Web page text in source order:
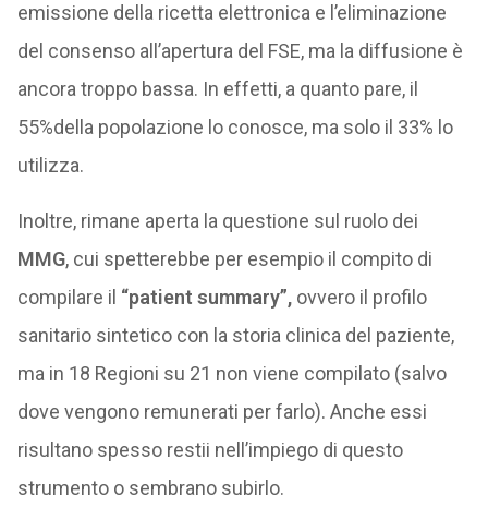
emissione della ricetta elettronica e l’eliminazione
del consenso all’apertura del FSE, ma la diffusione è
ancora troppo bassa. In effetti, a quanto pare, il
55%della popolazione lo conosce, ma solo il 33% lo
utilizza.
Inoltre, rimane aperta la questione sul ruolo dei
MMG, cui spetterebbe per esempio il compito di
compilare il “patient summary”, ovvero il profilo
sanitario sintetico con la storia clinica del paziente,
ma in 18 Regioni su 21 non viene compilato (salvo
dove vengono remunerati per farlo). Anche essi
risultano spesso restii nell’impiego di questo
strumento o sembrano subirlo.